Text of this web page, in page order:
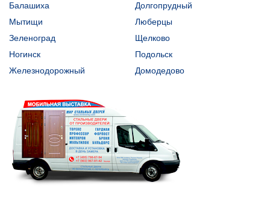
Балашиха
Долгопрудный
Мытищи
Люберцы
Зеленоград
Щелково
Ногинск
Подольск
Железнодорожный
Домодедово